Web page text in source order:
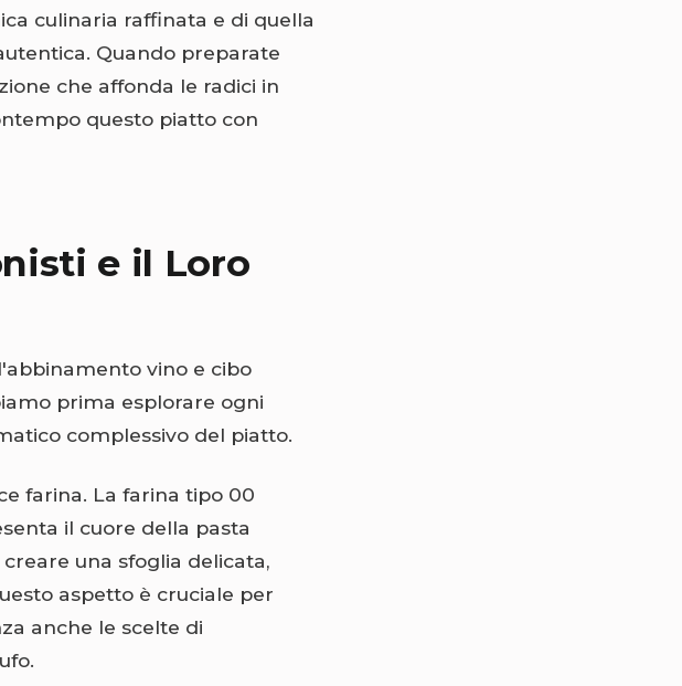
culinaria raffinata e di quella
Quando preparate
che affonda le radici in
questo piatto con
e il Loro
vino e cibo
prima esplorare ogni
complessivo del piatto.
farina. La farina tipo 00
il cuore della pasta
una sfoglia delicata,
aspetto è cruciale per
anche le scelte di